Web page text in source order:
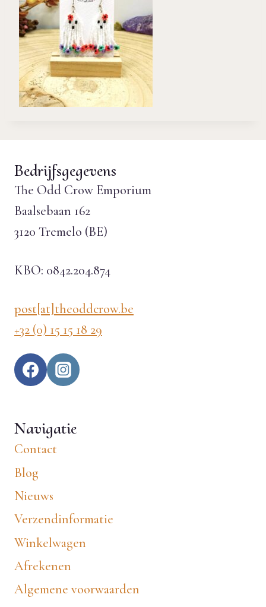
Bedrijfsgegevens
The Odd Crow Emporium
Baalsebaan 162
3120 Tremelo (BE)
KBO: 0842.204.874
post[at]theoddcrow.be
+32 (0) 15 15 18 29
Navigatie
Contact
Blog
Nieuws
Verzendinformatie
Winkelwagen
Afrekenen
Algemene voorwaarden